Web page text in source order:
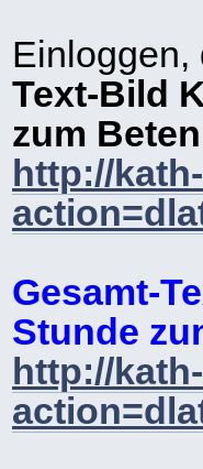
Einloggen,
Text-Bild
zum
http://
Gesamt-
Stunde
http://